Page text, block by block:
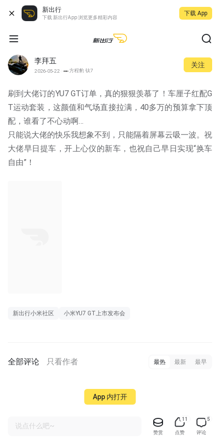
新出行
下载 新出行App 浏览更多精彩内容
下载 App
李拜五
2026-05-22 方程豹 钛7
关注
刷到大佬订的YU7 GT订单，真的狠狠羡慕了！车厘子红配G
T运动套装，这颜值和气场直接拉满，40多万的预算拿下顶
配，谁看了不心动啊…
只能说大佬的快乐我想象不到，只能隔着屏幕云吸一波。祝
大佬早日提车，开上心仪的新车，也祝自己早日实现“换车
自由”！
新出行小米社区 小米YU7 GT上市发布会
全部评论 只看作者 最热 最新 最早
说点什么吧~
赞赏
11
点赞
5
评论
App 内打开